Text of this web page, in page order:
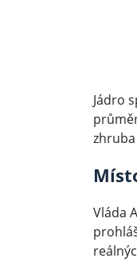
Jádro
Vláda